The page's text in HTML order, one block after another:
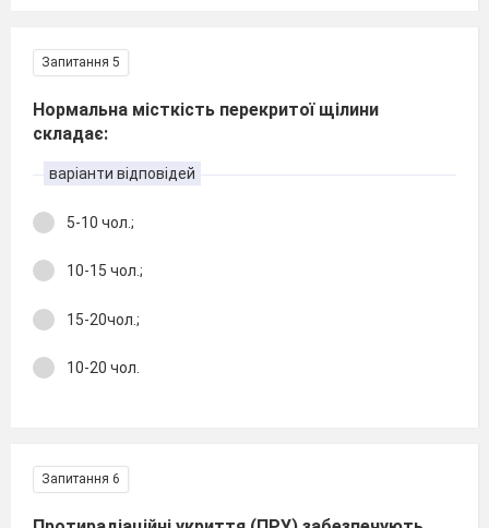
Запитання 5
Нормальна місткість перекритої щілини
складає:
варіанти відповідей
5-10 чол.;
10-15 чол.;
15-20чол.;
10-20 чол.
Запитання 6